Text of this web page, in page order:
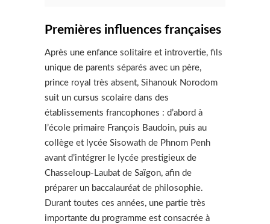
Premières influences françaises
Après une enfance solitaire et introvertie, fils
unique de parents séparés avec un père,
prince royal très absent, Sihanouk Norodom
suit un cursus scolaire dans des
établissements francophones : d’abord à
l’école primaire François Baudoin, puis au
collège et lycée Sisowath de Phnom Penh
avant d’intégrer le lycée prestigieux de
Chasseloup-Laubat de Saïgon, afin de
préparer un baccalauréat de philosophie.
Durant toutes ces années, une partie très
importante du programme est consacrée à